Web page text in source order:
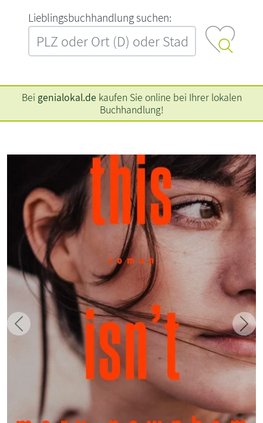
L‍i‍e‍b‍l‍i‍n‍g‍s‍b‍u‍c‍h‍h‍a‍n‍d‍l‍u‍n‍g‍ ‍s‍u‍c‍h‍e‍n‍:‍
Bei genialokal.de kaufen Sie online bei Ihrer lokalen
Buchhandlung!
Zurück